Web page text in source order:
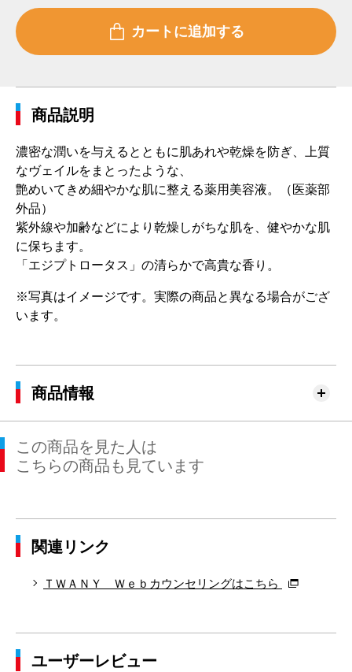
商品説明
濃密な潤いを与えるとともに肌あれや乾燥を防ぎ、上質
なヴェイルをまとったような、
艶めいてきめ細やかな肌に整える薬用美容液。（医薬部
外品）
紫外線や加齢などにより乾燥しがちな肌を、健やかな肌
に保ちます。
「エジプトロータス」の清らかで高貴な香り。
※写真はイメージです。実際の商品と異なる場合がござ
います。
商品情報
この商品を見た人は
こちらの商品も見ています
関連リンク
ＴＷＡＮＹ Ｗｅｂカウンセリングはこちら
ユーザーレビュー